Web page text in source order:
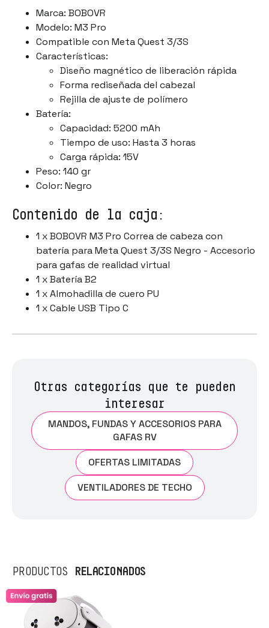
Marca: BOBOVR
Modelo: M3 Pro
Compatible con Meta Quest 3/3S
Características:
Diseño magnético de liberación rápida
Forma rediseñada del cabezal
Rejilla de ajuste de polímero
Batería:
Capacidad: 5200 mAh
Tiempo de uso: Hasta 3 horas
Carga rápida: 15V
Peso: 140 gr
Color: Negro
Contenido de la caja:
1 x BOBOVR M3 Pro Correa de cabeza con
batería para Meta Quest 3/3S Negro - Accesorio
para gafas de realidad virtual
1 x Batería B2
1 x Almohadilla de cuero PU
1 x Cable USB Tipo C
Otras categorías que te pueden
interesar
MANDOS, FUNDAS Y ACCESORIOS PARA
GAFAS RV
OFERTAS LIMITADAS
VENTILADORES DE TECHO
PRODUCTOS RELACIONADOS